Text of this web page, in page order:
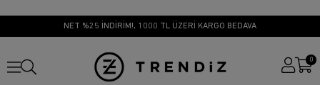
NET %25 İNDİRİM!, 1000 TL ÜZERİ KARGO BEDAVA
0